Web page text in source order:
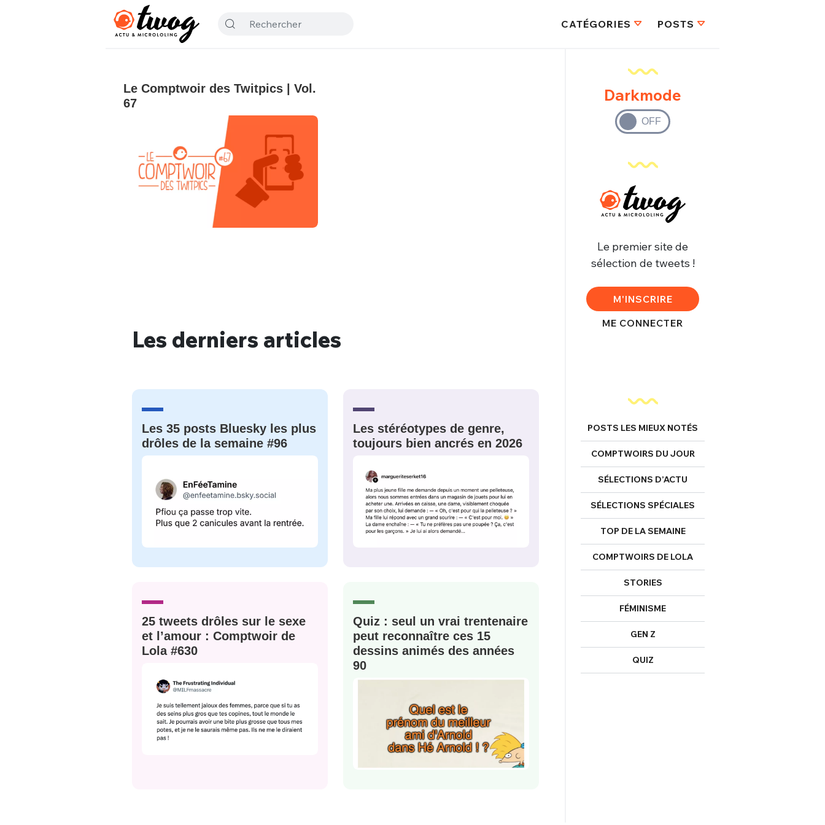
CATÉGORIES POSTS
Le Comptwoir des Twitpics | Vol.
67
Les derniers articles
Les 35 posts Bluesky les plus
drôles de la semaine #96
Les stéréotypes de genre,
toujours bien ancrés en 2026
25 tweets drôles sur le sexe
et l’amour : Comptwoir de
Lola #630
Quiz : seul un vrai trentenaire
peut reconnaître ces 15
dessins animés des années
90
Darkmode
Le premier site de
sélection de tweets !
M'INSCRIRE
ME CONNECTER
POSTS LES MIEUX NOTÉS
COMPTWOIRS DU JOUR
SÉLECTIONS D’ACTU
SÉLECTIONS SPÉCIALES
TOP DE LA SEMAINE
COMPTWOIRS DE LOLA
STORIES
FÉMINISME
GEN Z
QUIZ
FERMER
PSEUDO*
PASSWORD*
PSEUDO
Mot de passe perdu ?
FERMER
VOTRE PARTICIPATION
Que souhaitez-vous proposer ?
Quelques
tweets
Ma propre
sélection
Un Thread
C'EST PARTI